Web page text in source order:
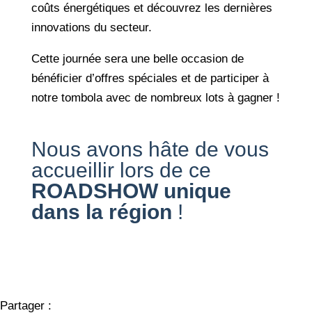
coûts énergétiques et découvrez les dernières
innovations du secteur.
Cette journée sera une belle occasion de
bénéficier d’offres spéciales et de participer à
notre tombola avec de nombreux lots à gagner !
Nous avons hâte de vous
accueillir lors de ce
ROADSHOW unique
dans la région !
Partager :